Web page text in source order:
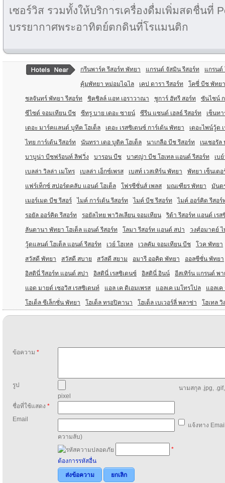
เซอร์วิส รวมทั้งให้บริการเครื่องดื่มเพิ่มสดชื่นที่
บรรยากาศพระอาทิตย์ตกดินที่โรแมนติก
กรีนพาร์ค รีสอร์ท พัทยา แกรนด์ จัสมิน รีสอร์ท แกรนด์
คุ้มพัทยา หม่อมไฉไล เคป ดารา รีสอร์ท โคซี่ บีช พัทยา
ชลจันทร์ พัทยา รีสอร์ท ชิคชิลล์ แอท เอราวาณา ชูการ์ ฮัทรี สอร์ท ซันไชน์
ซีไซด์ จอมเทียน บีช ซีทรู บาย เดอะ ซายน์ ซีรีน แซนด์ เฮลธ์ รีสอร์ท เซ็นท
เดอะ มาร์คแลนด์ บูทีค โฮเต็ล เดอะ เรสซิเดนซ์ การ์เด้น พัทยา เดอะไพน์วู้ด
ไทย การ์เด้น รีสอร์ท นันทรา เดอ บูติค โฮเต็ล นาเกลือ บีช รีสอร์ท เนเชอรั
บาบูน่า บีชฟร้อนท์ ลิฟวิ่ง บารอน บีช บาศญ่า บีช โฮเทล แอนด์ รีสอร์ท เบ
เบลล่า วิลล่า เมโทร เบลล่า เอ็กซ์เพรส เบสท์ เวสเทิร์น พัทยา พัทยา เซ็นเตอ
แฟร์เท็กซ์ สปอร์ตคลับ แอนด์ โฮเต็ล โฟรซีซั่นส์ เพลส มณเฑียร พัทยา มันต
เมอร์เมด บีช รีสอร์ ไมค์ การ์เด้น รีสอร์ท ไมค์ บีช รีสอร์ท ไมค์ ออร์คิด รีสอร์
รอยัล ออร์คิด รีสอร์ท รอยัลไทย พาวิลเลียน จอมเทียน ริต้า รีสอร์ท แอนด์ เรส
ลันตานา พัทยา โฮเต็ล แอนด์ รีสอร์ท โลมา รีสอร์ท แอนด์ สปา วงศ์อมาตย์ ไ
วู้ดแลนด์ โฮเต็ล แอนด์ รีสอร์ท เวย์ โฮเทล เวลคัม จอมเทียน บีช โวค พัทยา
สวัสดี พัทยา สวัสดี สบาย สวัสดี สยาม อมารี ออคิด พัทยา ออลซีซั่น พัทยา
อิสตินี่ รีสอร์ท แอนด์ สปา อิสตินี่ เรสซิเดนซ์ อิสตินี่ อินน์ อีสเทิร์น แกรนด์ พา
แอด มายด์ เซอวิส เรสซิเดนท์ แอล เค ดิเอมเพรส แอลเค เมโทรโปล แอลเค
โฮเต็ล ซีเล็กชั่น พัทยา โฮเต็ล ทรอปิคานา โฮเต็ล เบเวอร์ลี่ พลาซ่า โฮเทล
ข้อความ *
รูป
นามสกุล .jpg,
pixel
ชื่อที่ใช้แสดง *
Email
แจ้งทาง
ความลับ)
*
ต้องการรหัสอื่น
ส่งข้อความ
ยกเลิก